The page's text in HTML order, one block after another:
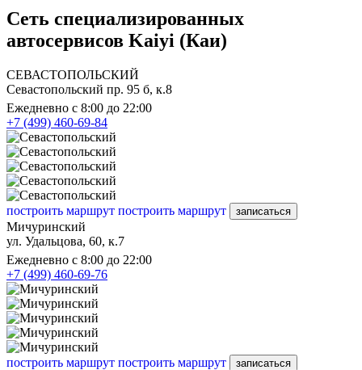
Сеть специализированных
автосервисов Kaiyi (Каи)
СЕВАСТОПОЛЬСКИЙ
Севастопольский пр. 95 б, к.8
Ежедневно с 8:00 до 22:00
+7 (499) 460-69-84
построить маршрут построить маршрут записаться
Мичуринский
ул. Удальцова, 60, к.7
Ежедневно с 8:00 до 22:00
+7 (499) 460-69-76
построить маршрут построить маршрут записаться